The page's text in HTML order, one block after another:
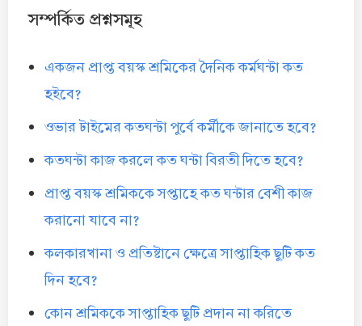
সম্পর্কিত প্রশ্নসমূহ
একজন প্রাপ্ত বয়স্ক শ্রমিকের দৈনিক কর্মঘন্টা কত
হইবে?
ওভার টাইমের কতঘন্টা পুর্বে কর্মীকে জানাতে হবে?
কতঘন্টা কাজ করলে কত ঘন্টা বিরতী দিতে হবে?
প্রাপ্ত বয়স্ক শ্রমিককে সপ্তাহে কত ঘন্টার বেশী কাজ
করানো যাবে না?
কলকারখানা ও প্রতিষ্টানে ক্ষেত্রে সাপ্তাহিক ছুটি কত
দিন হবে?
কোন শ্রমিককে সাপ্তাহিক ছুটি প্রদান না করিতে